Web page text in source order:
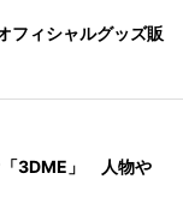
ィシャルグッズ販
「3DME」 人物や